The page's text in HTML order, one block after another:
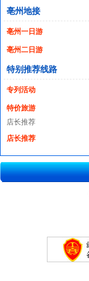
亳州地接
亳州一日游
亳州二日游
特别推荐线路
专列活动
特价旅游
店长推荐
店长推荐